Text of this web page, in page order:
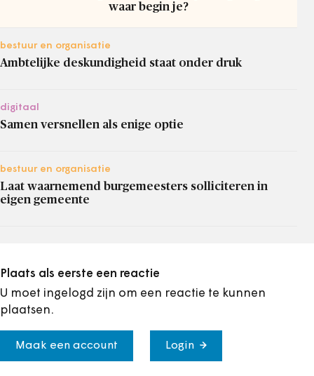
waar begin je?
bestuur en organisatie
Ambtelijke deskundigheid staat onder druk
digitaal
Samen versnellen als enige optie
bestuur en organisatie
Laat waarnemend burgemeesters solliciteren in
eigen gemeente
Plaats als eerste een reactie
U moet ingelogd zijn om een reactie te kunnen
plaatsen.
Maak een account Login